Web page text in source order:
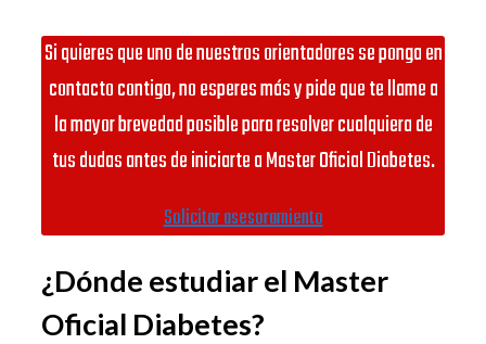
Si quieres que uno de nuestros orientadores se ponga en
contacto contigo, no esperes más y pide que te llame a
la mayor brevedad posible para resolver cualquiera de
tus dudas antes de iniciarte a Master Oficial Diabetes.
Solicitar asesoramiento
¿Dónde estudiar el Master
Oficial Diabetes?